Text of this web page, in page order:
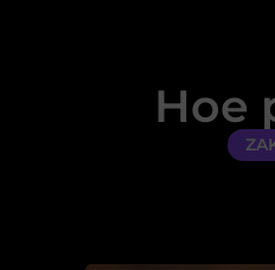
Hoe